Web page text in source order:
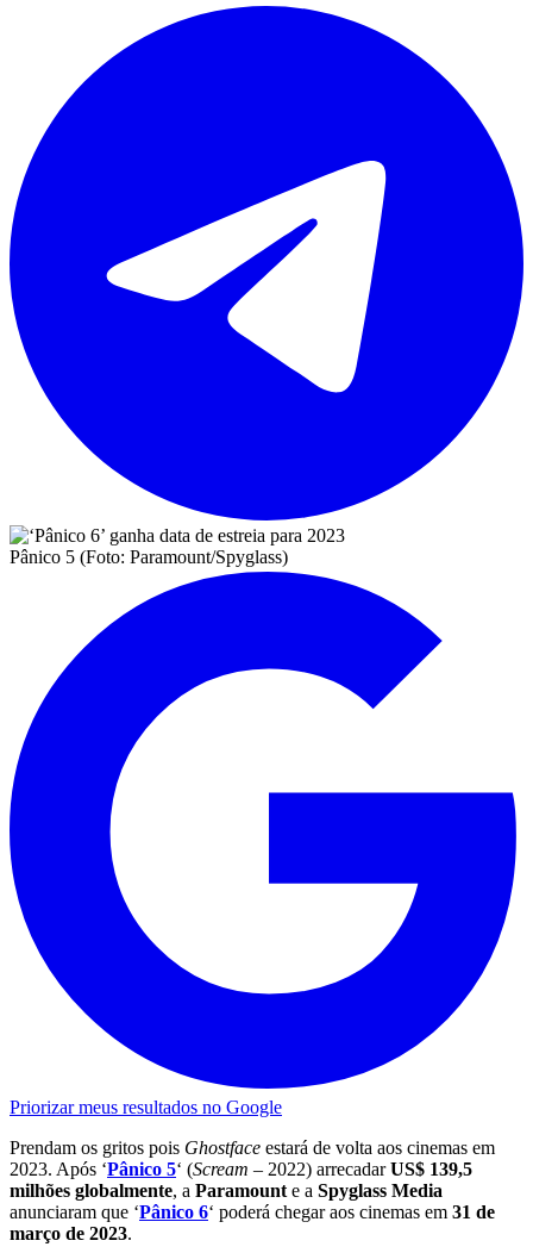
Pânico 5 (Foto: Paramount/Spyglass)
Priorizar meus resultados no Google
Prendam os gritos pois Ghostface estará de volta aos cinemas em
2023. Após ‘Pânico 5‘ (Scream – 2022) arrecadarUS$ 139,5
milhões globalmente, a Paramounte a Spyglass Media
anunciaram que ‘Pânico 6‘ poderá chegar aos cinemas em 31 de
março de 2023.